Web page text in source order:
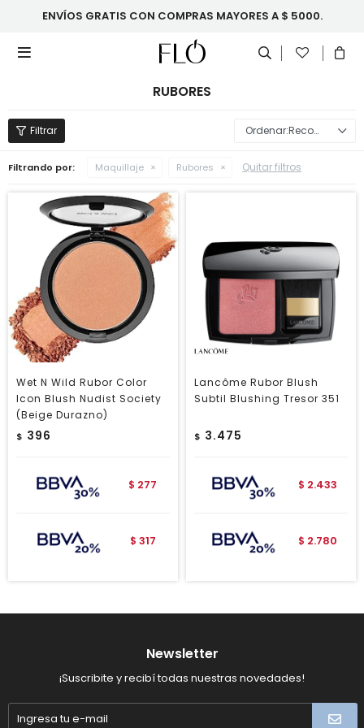
ENVÍOS GRATIS CON COMPRAS MAYORES A $ 5000.

RUBORES
Recomendados
Filtrando por: Maquillaje Rubores Quitar filtros
Wet N Wild Rubor Color
Icon Blush Nudist Society
(Beige Durazno)
$ 396
$ 277
$ 317
Lancôme Rubor Blush
Subtil Blushing Tresor 351
$ 3.475
$ 2.433
$ 2.780
Newsletter
¡Suscribite y recibí todas nuestras novedades!